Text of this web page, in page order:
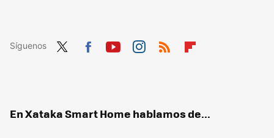
Síguenos
En Xataka Smart Home hablamos de...